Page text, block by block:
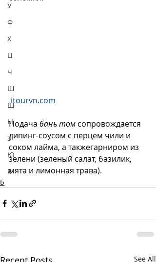
У
Ф
Х
Ц
Ч
Ш
Щ
Ы
Э
Ю
Я
itourvn.com
Подача бань том сопровождается
дипинг-соусом с перцем чили и
соком лайма, а такжегарниром из
зелени (зеленый салат, базилик,
мята и лимонная трава).
Б
See All